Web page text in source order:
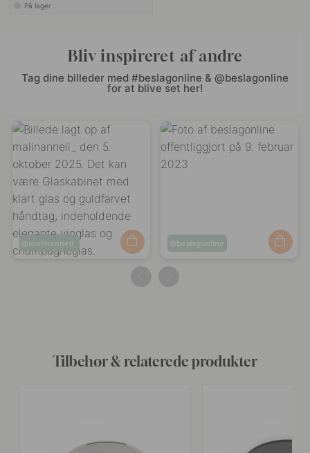
På lager
Bliv inspireret af andre
Tag dine billeder med #beslagonline & @beslagonline
for at blive set her!
Opslag
offentliggjort
malinanneli_
Opslag
af
beslagonline
Tilbehør & relaterede produkter